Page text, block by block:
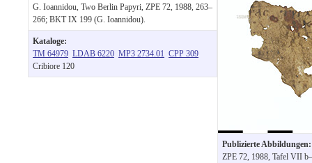
G. Ioannidou, Two Berlin Papyri, ZPE 72, 1988, 263–
266; BKT IX 199 (G. Ioannidou).
Kataloge:
TM 64979 LDAB 6220 MP3 2734.01 CPP 309
Cribiore 120
Publizierte Abbildungen:
ZPE 72, 1988, Tafel VII